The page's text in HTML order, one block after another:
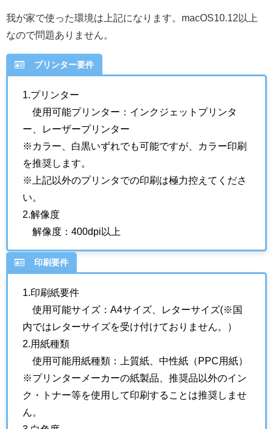
我が家で使った環境は上記になります。macOS10.12以上
なので問題ありません。
プリンター要件
1.プリンター
使用可能プリンター：インクジェットプリンタ
ー、レーザープリンター
※カラー、白黒いずれでも可能ですが、カラー印刷
を推奨します。
※上記以外のプリンタでの印刷は極力控えてくださ
い。
2.解像度
解像度：400dpi以上
印刷要件
1.印刷紙要件
使用可能サイズ：A4サイズ、レターサイズ(※国
内ではレターサイズを受け付けておりません。）
2.用紙種類
使用可能用紙種類：上質紙、中性紙（PPC用紙）
※プリンターメーカーの紙製品、推奨品以外のイン
ク・トナー等を使用して印刷することは推奨しませ
ん。